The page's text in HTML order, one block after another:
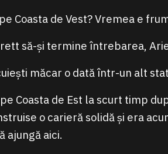
Coasta de Vest? Vremea e
să-și termine întrebarea,
măcar o dată într-un alt
Coasta de Est la scurt timp
o carieră solidă și era
ajungă aici.